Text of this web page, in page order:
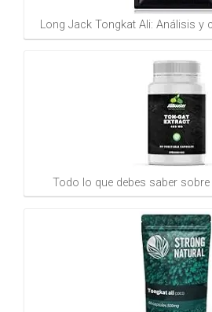
Long Jack Tongkat Ali: Análisis y
Todo lo que debes saber